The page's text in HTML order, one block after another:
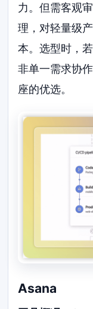
力。但需客观
理，对轻量级
本。选型时，
非单一需求协
座的优选。
Asana